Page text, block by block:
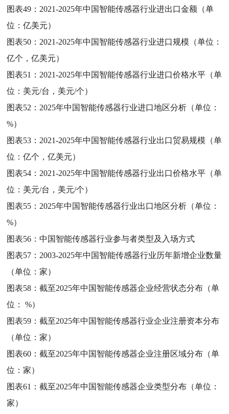
图表49： 2021-2025年中国智能传感器行业进出口金额（单
位：亿美元）
图表50： 2021-2025年中国智能传感器行业进口规模（单位：
亿个，亿美元）
图表51： 2021-2025年中国智能传感器行业进口价格水平（单
位：美元/台，美元/个）
图表52： 2025年中国智能传感器行业进口地区分析（单位：
%）
图表53： 2021-2025年中国智能传感器行业出口贸易规模（单
位：亿个，亿美元）
图表54： 2021-2025年中国智能传感器行业出口价格水平（单
位：美元/台，美元/个）
图表55： 2025年中国智能传感器行业出口地区分析（单位：
%）
图表56：中国智能传感器行业参与者类型及入场方式
图表57： 2003-2025年中国智能传感器行业历年新增企业数量
（单位：家）
图表58：截至2025年中国智能传感器企业经营状态分布（单
位： %）
图表59：截至2025年中国智能传感器行业企业注册资本分布
（单位：家）
图表60：截至2025年中国智能传感器企业注册区域分布（单
位：家）
图表61：截至2025年中国智能传感器企业类型分布（单位：
家）